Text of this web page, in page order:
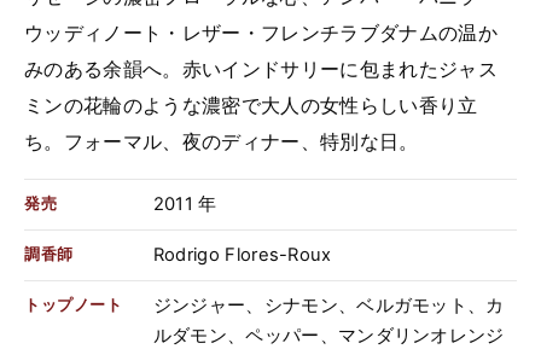
ウッディノート・レザー・フレンチラブダナムの温か
みのある余韻へ。赤いインドサリーに包まれたジャス
ミンの花輪のような濃密で大人の女性らしい香り立
ち。フォーマル、夜のディナー、特別な日。
発売 2011 年
調香師 Rodrigo Flores-Roux
トップノート
ジンジャー、シナモン、ベルガモット、カ
ルダモン、ペッパー、マンダリンオレンジ